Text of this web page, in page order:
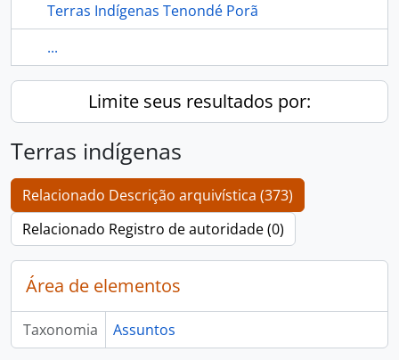
Terras Indígenas Tenondé Porã
...
Limite seus resultados por:
Terras indígenas
Relacionado Descrição arquivística (373)
Relacionado Registro de autoridade (0)
Área de elementos
Taxonomia Assuntos